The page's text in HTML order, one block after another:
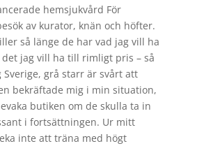
hemsjukvård För
av kurator, knän och höfter.
så länge de har vad jag vill ha
jag vill ha till rimligt pris – så
Sverige, grå starr är svårt att
bekräftade mig i min situation,
butiken om de skulla ta in
i fortsättningen. Ur mitt
inte att träna med högt